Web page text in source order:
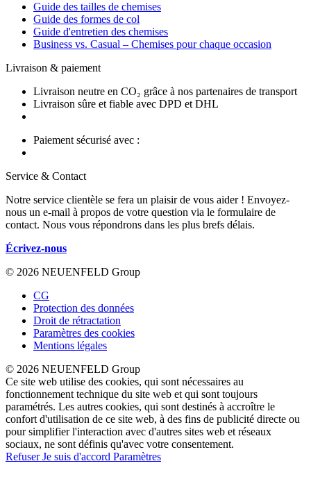
Guide des tailles de chemises
Guide des formes de col
Guide d'entretien des chemises
Business vs. Casual – Chemises pour chaque occasion
Livraison & paiement
Livraison neutre en CO₂ grâce à nos partenaires de transport
Livraison sûre et fiable avec DPD et DHL
Paiement sécurisé avec :
Service & Contact
Notre service clientèle se fera un plaisir de vous aider ! Envoyez-
nous un e-mail à propos de votre question via le formulaire de
contact. Nous vous répondrons dans les plus brefs délais.
Écrivez-nous
© 2026 NEUENFELD Group
CG
Protection des données
Droit de rétractation
Paramètres des cookies
Mentions légales
© 2026 NEUENFELD Group
Ce site web utilise des cookies, qui sont nécessaires au
fonctionnement technique du site web et qui sont toujours
paramétrés. Les autres cookies, qui sont destinés à accroître le
confort d'utilisation de ce site web, à des fins de publicité directe ou
pour simplifier l'interaction avec d'autres sites web et réseaux
sociaux, ne sont définis qu'avec votre consentement.
RefuserJe suis d'accord Paramètres